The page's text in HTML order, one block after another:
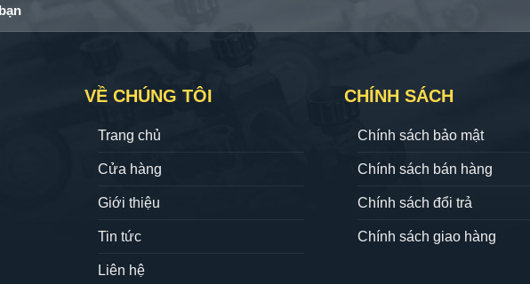
VỀ CHÚNG TÔI
Trang chủ
Cửa hàng
Giới thiệu
Tin tức
Liên hệ
CHÍNH SÁCH
Chính sách bảo mật
Chính sách bán hàng
Chính sách đổi trả
Chính sách giao hàng